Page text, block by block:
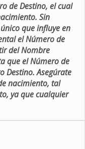
de Destino, el cual
Sin
que influye en
el Número de
del Nombre
que el Número de
Destino. Asegúrate
nacimiento, tal
ya que cualquier